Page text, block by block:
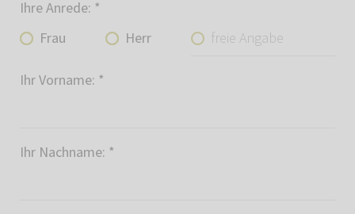
Ihre Anrede: *
Frau
Herr freie Angabe
Ihr Vorname: *
Ihr Nachname: *